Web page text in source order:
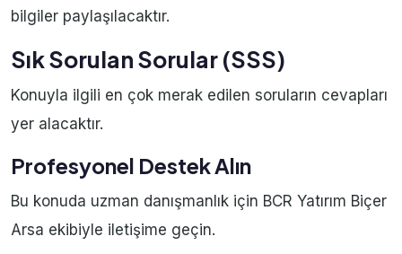
bilgiler paylaşılacaktır.
Sık Sorulan Sorular (SSS)
Konuyla ilgili en çok merak edilen soruların cevapları
yer alacaktır.
Profesyonel Destek Alın
Bu konuda uzman danışmanlık için BCR Yatırım Biçer
Arsa ekibiyle iletişime geçin.